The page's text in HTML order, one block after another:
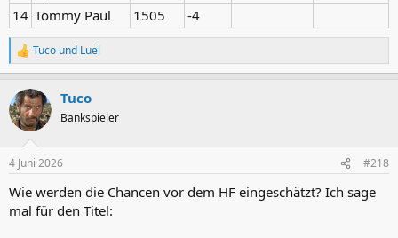
14 Tommy Paul 1505 -4
R
e
k
t
i
e
:
Tuco und Luel
Tuco
Bankspieler
4 Juni 2026 #218
Wie werden die Chancen vor dem HF eingeschätzt? Ich sage
mal für den Titel: